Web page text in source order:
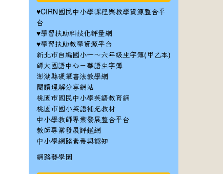
♥CIRN國民中小學課程與教學資源整合平
台
♥學習扶助科技化評量網
♥學習扶助教學資源平台
新北市自編國小一～六年級生字簿(甲乙本)
師大國語中心－華語生字簿
澎湖縣硬筆書法教學網
閱讀理解分享網站
桃園市國民中小學英語教育網
桃園市國小英語補充教材
中小學教師專業發展整合平台
教師專業發展評鑑網
中小學網路素養與認知
網路藝學園